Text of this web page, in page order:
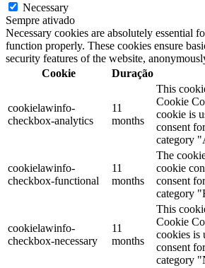
Necessary
Sempre ativado
Necessary cookies are absolutely essential
function properly. These cookies ensure
security features of the website,
Cookie
Duração
cookielawinfo-
checkbox-analytics
11
months
This
Cookie
cookie is
consent
category
cookielawinfo-
checkbox-functional
11
months
The
cookie
consent
category
cookielawinfo-
checkbox-necessary
11
months
This
Cookie
cookies is
consent
category